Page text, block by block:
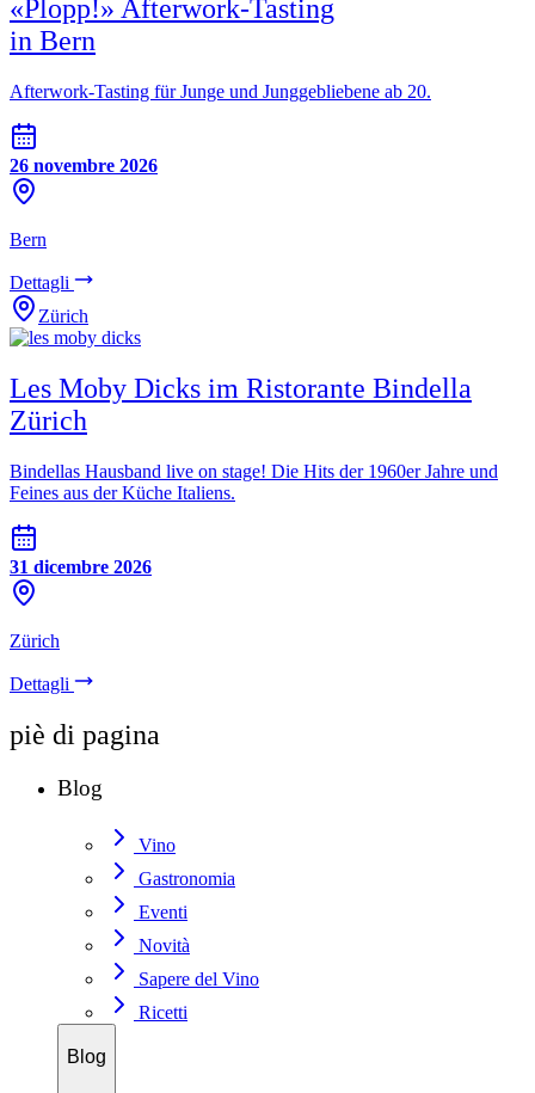
«Plopp!» Afterwork-Tasting
in Bern
Afterwork-Tasting für Junge und Junggebliebene ab 20.
26 novembre 2026
Bern
Dettagli
Zürich
Les Moby Dicks im Ristorante Bindella
Zürich
Bindellas Hausband live on stage! Die Hits der 1960er Jahre und
Feines aus der Küche Italiens.
31 dicembre 2026
Zürich
Dettagli
piè di pagina
Blog
Vino
Gastronomia
Eventi
Novità
Sapere del Vino
Ricetti
Blog